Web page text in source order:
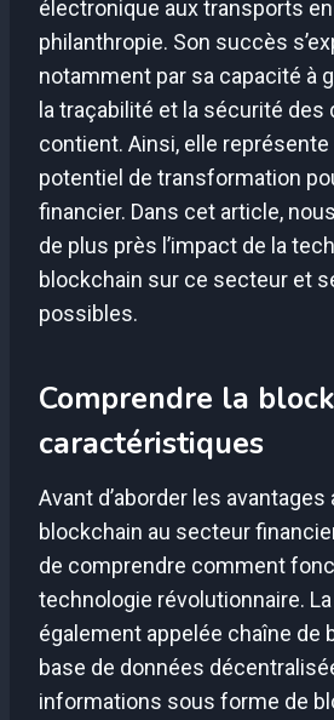
électronique aux transports
philanthropie. Son succès
notamment par sa capacité à
la traçabilité et la sécurité des
contient. Ainsi, elle représente
potentiel de transformation
financier. Dans cet article,
de plus près l’impact de la
blockchain sur ce secteur et
possibles.
Comprendre la
caractéristiques
Avant d’aborder les
blockchain au secteur
de comprendre comment
technologie révolutionnaire.
également appelée chaîne de
base de données
informations sous forme de